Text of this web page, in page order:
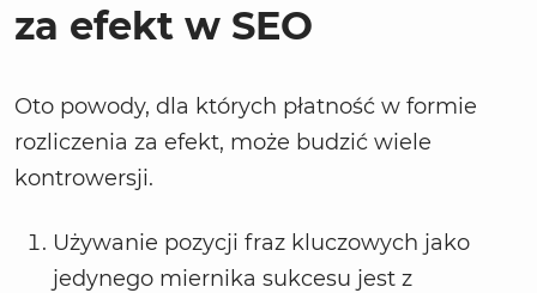
za efekt w SEO
Oto powody, dla których płatność w formie
rozliczenia za efekt, może budzić wiele
kontrowersji.
Używanie pozycji fraz kluczowych jako
jedynego miernika sukcesu jest z